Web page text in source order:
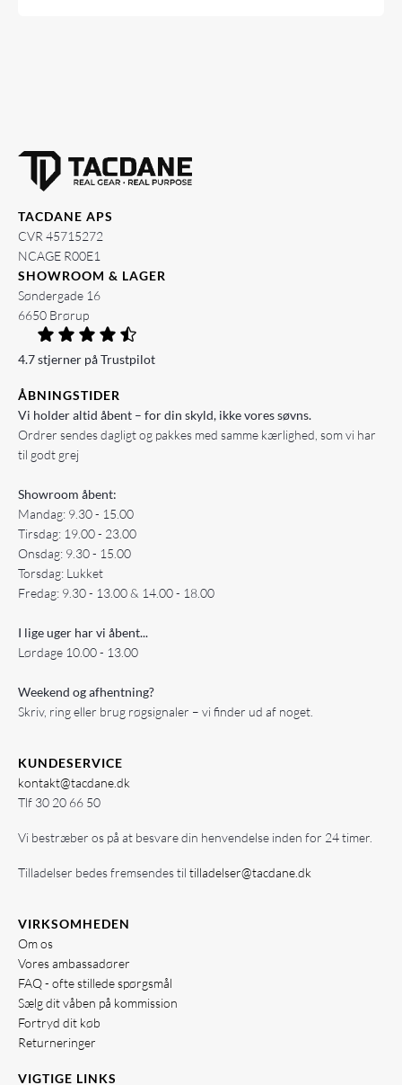
TACDANE APS
CVR 45715272
NCAGE R00E1
SHOWROOM & LAGER
Søndergade 16
6650 Brørup
4.7 stjerner på Trustpilot
ÅBNINGSTIDER
Vi holder altid åbent – for din skyld, ikke vores søvns.
Ordrer sendes dagligt og pakkes med samme kærlighed, som vi har
til godt grej
Showroom åbent:
Mandag: 9.30 - 15.00
Tirsdag: 19.00 - 23.00
Onsdag: 9.30 - 15.00
Torsdag: Lukket
Fredag: 9.30 - 13.00 & 14.00 - 18.00
I lige uger har vi åbent...
Lørdage 10.00 - 13.00
Weekend og afhentning?
Skriv, ring eller brug røgsignaler – vi finder ud af noget.
KUNDESERVICE
kontakt@tacdane.dk
Tlf 30 20 66 50
Vi bestræber os på at besvare din henvendelse inden for 24 timer.
Tilladelser bedes fremsendes til tilladelser@tacdane.dk
VIRKSOMHEDEN
Om os
Vores ambassadører
FAQ - ofte stillede spørgsmål
Sælg dit våben på kommission
Fortryd dit køb
Returneringer
VIGTIGE LINKS